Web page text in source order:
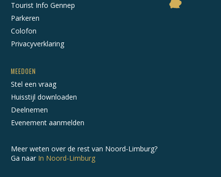
Tourist Info Gennep
Parkeren
Colofon
Privacyverklaring
MEEDOEN
Stel een vraag
Huisstijl downloaden
Deelnemen
Evenement aanmelden
Meer weten over de rest van Noord-Limburg?
Ga naar In Noord-Limburg